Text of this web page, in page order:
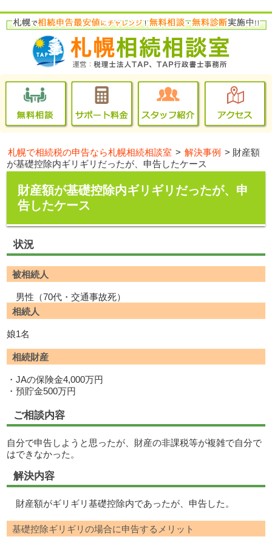
札幌で相続税の申告なら札幌相続相談室 > 解決事例 > 財産額
が基礎控除内ギリギリだったが、申告したケース
財産額が基礎控除内ギリギリだったが、申
告したケース
状況
被相続人
男性（70代・交通事故死）
相続人
娘1名
相続財産
・JAの保険金4,000万円
・預貯金500万円
ご相談内容
自分で申告しようと思ったが、財産の非課税等が複雑で自分で
はできなかった。
解決内容
財産額がギリギリ基礎控除内であったが、申告した。
基礎控除ギリギリの場合に申告するメリット